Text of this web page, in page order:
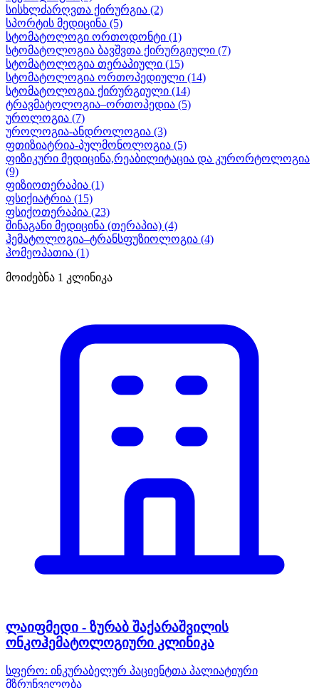
სისხლძარღვთა ქირურგია (2)
სპორტის მედიცინა (5)
სტომატოლოგი ორთოდონტი (1)
სტომატოლოგია ბავშვთა ქირურგიული (7)
სტომატოლოგია თერაპიული (15)
სტომატოლოგია ორთოპედიული (14)
სტომატოლოგია ქირურგიული (14)
ტრავმატოლოგია–ორთოპედია (5)
უროლოგია (7)
უროლოგია-ანდროლოგია (3)
ფთიზიატრია-პულმონოლოგია (5)
ფიზიკური მედიცინა,რეაბილიტაცია და კურორტოლოგია
(9)
ფიზიოთერაპია (1)
ფსიქიატრია (15)
ფსიქოთერაპია (23)
შინაგანი მედიცინა (თერაპია) (4)
ჰემატოლოგია–ტრანსფუზიოლოგია (4)
ჰომეოპათია (1)
მოიძებნა 1 კლინიკა
ლაიფმედი - ზურაბ შაქარაშვილის
ონკოჰემატოლოგიური კლინიკა
სფერო: ინკურაბელურ პაციენტთა პალიატიური
მზრუნველობა